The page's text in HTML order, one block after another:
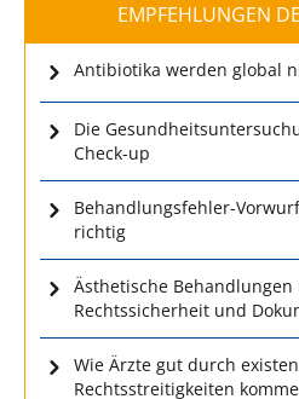
EMPFEHLUNGEN
Antibiotika werden global
Die
Check-up
Behandlungsfehler-
richtig
Ästhetische
Rechtssicherheit und
Wie Ärzte gut durch
Rechtsstreitigkeiten